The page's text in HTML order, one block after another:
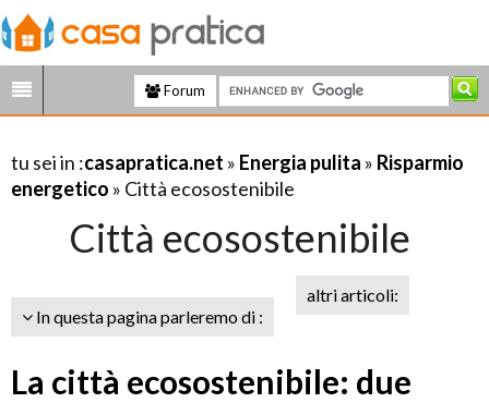
Forum
tu sei in :casapratica.net » Energia pulita » Risparmio
energetico » Città ecosostenibile
Città ecosostenibile
In questa pagina parleremo di :
altri articoli:
La città ecosostenibile: due